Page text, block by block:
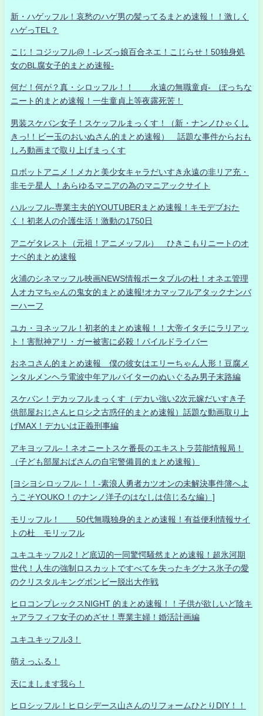
新・ハゲッフル！哀愁のハゲ男の髪ってるまとめ速報！！激しく
ハゲっTEL？
こじ！コジッフル@！-レズっ娘百合ネエ！こじらせ！50独身処
女のBL腐女子的まとめ速報-
何だ！何が？真・シロッフル！！ 永遠の無職童貞- ぼっちな
ニート的まとめ速報！一生童貞上等夜露死苦！
男装スケバン女子！スケッフルまっくす！（新・ナンノひゃくし
きっ!！ビー玉のおいぬさん的まとめ速報） 話題な事件からおも
しろ動画まで取り上げまっくす
ロボットアニメ！メカと美少女キャラだいすき永遠の非リア充・
非モテ星人 ！あらゆるマニアの為のマニアックサイト
ハルッフル-専業主夫的YOUTUBERまとめ速報！キモデブおた
く！初老人の介護生活！激動の1750日
アニゲタレスト（元祖！アニメッフル） ひきこもりニートのオ
ナベ的まとめ速報
火浦のシネマッフル映画NEWS情報ポータブルの杜！オネエ管理
人オカマちゃんの鬼女的まとめ速報!オカマッフルアタックナンバ
ーハーフ
ユカ・ヨネッフル！初老的まとめ速報！！大帝イタチにラリアッ
ト！害獣神アリ・ガー被害に必殺！パイルドライバー
おネコさん的まとめ速報 僕の彼女はエリーちゃん人形！豆腐メ
ンタルメンヘラ電波中年アルバイターのぬいぐるみ男子末路編
スケバン！デカッフルまっくす（デカい強い2次元嫁だいすき子
供部屋おじさんヒロシ之古惑仔的まとめ速報）話題な動画取り上
げMAX！デカいは正義刑事編
アキヨッフル-！ネオニートスケ番長のエキストラ芸能情報局！
（子ども部屋おばさんの自宅警備員的まとめ速報）
[ヨシヨシロッフル-！！-素浪人勇者カツオンの未解決事件簿へよ
うこそYOUKO！のナンノ洋子のはなしは信じるな編）]
モリッフル！ 50代無職独身的まとめ速報！有益便利情報サイ
トの杜 モリッフル
ユキユキッフル2！ど底辺的一同驚愕騒然まとめ速報！超氷河期
世代！人生の強制ロスカットですべてを失ったキグナス氷子の愛
のクリスタルキングボンビー脱出大作戦
ヒロコンプレックスNIGHT 的まとめ速報！！子供が欲しいど陰キ
ャアラフィフ女子のめざせ！専業主婦！婚活計画編
ユキユキッフル3！
萌えっふる！
天にまします我ら！
ヒロシッフル！ヒロシデース山さんのリフォームひとりDIY！！